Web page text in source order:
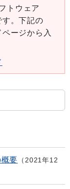
トウェア
す。下記の
ージから入
要
2021年12